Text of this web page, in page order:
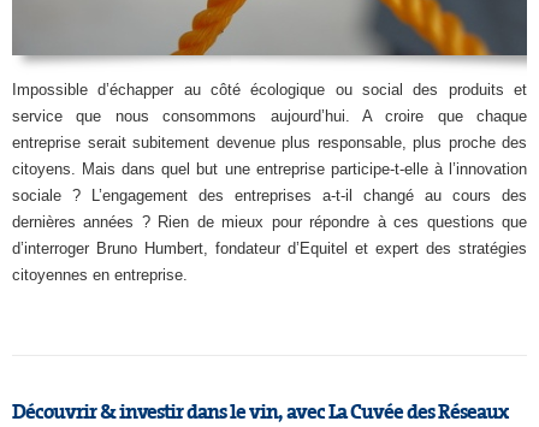
Impossible d’échapper au côté écologique ou social des produits et
service que nous consommons aujourd’hui. A croire que chaque
entreprise serait subitement devenue plus responsable, plus proche des
citoyens. Mais dans quel but une entreprise participe-t-elle à l’innovation
sociale ? L’engagement des entreprises a-t-il changé au cours des
dernières années ? Rien de mieux pour répondre à ces questions que
d’interroger Bruno Humbert, fondateur d’Equitel et expert des stratégies
citoyennes en entreprise.
Découvrir & investir dans le vin, avec La Cuvée des Réseaux